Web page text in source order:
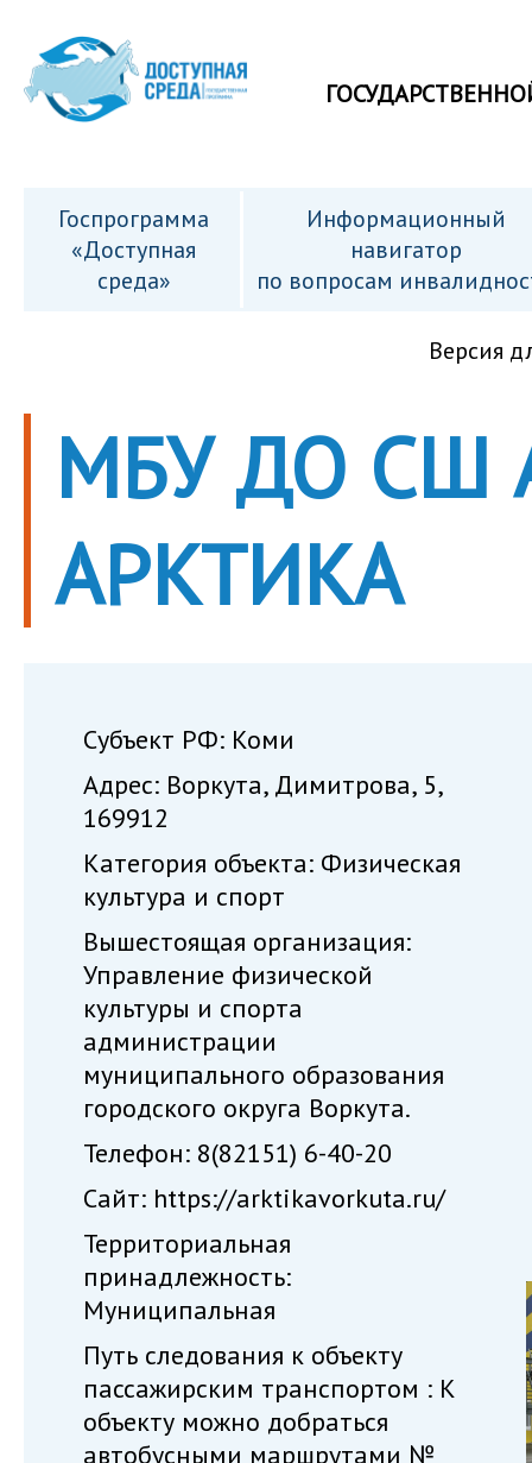
Госпрограмма
«Доступная
среда»
Информационный
навигатор
по вопросам
Версия
МБУ ДО СШ
АРКТИКА
Субъект РФ: Коми
Адрес: Воркута, Димитрова, 5,
169912
Категория объекта: Физическая
культура и спорт
Вышестоящая организация:
Управление физической
культуры и спорта
администрации
муниципального образования
городского округа Воркута.
Телефон: 8(82151) 6-40-20
Сайт: https://arktikavorkuta.ru/
Территориальная
принадлежность:
Муниципальная
Путь следования к объекту
пассажирским транспортом : К
объекту можно добраться
автобусными маршрутами №